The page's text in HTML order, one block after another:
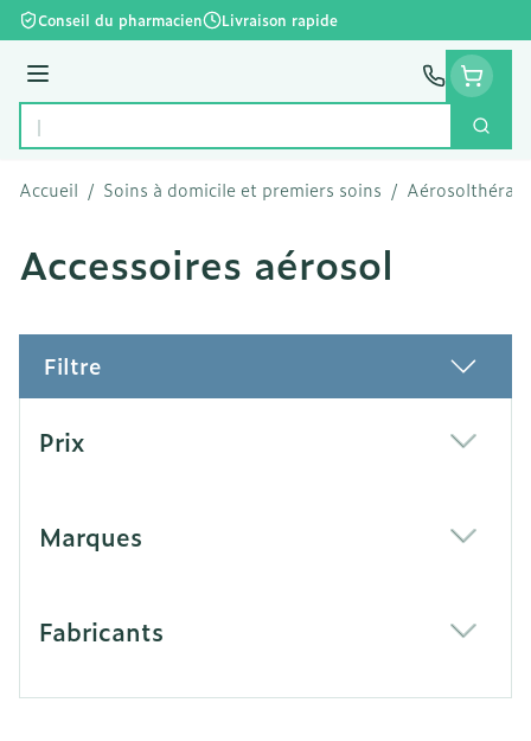
Aller au contenu
Conseil du pharmacien Livraison rapide
Menu
Rechercher
Accueil / Soins à domicile et premiers soins /
Accessoires aérosol
Filtre
Prix
Marques
Fabricants